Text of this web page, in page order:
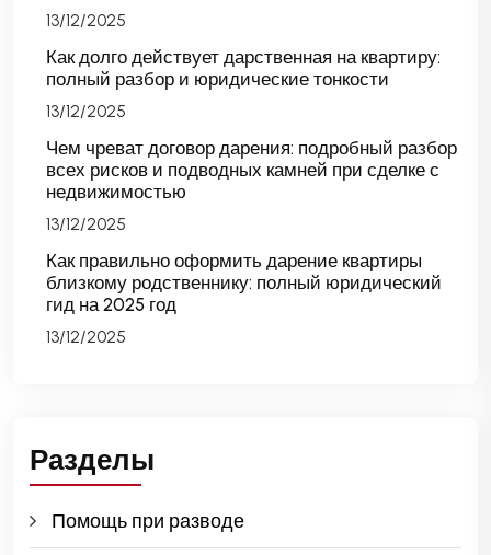
13/12/2025
Как долго действует дарственная на квартиру:
полный разбор и юридические тонкости
13/12/2025
Чем чреват договор дарения: подробный разбор
всех рисков и подводных камней при сделке с
недвижимостью
13/12/2025
Как правильно оформить дарение квартиры
близкому родственнику: полный юридический
гид на 2025 год
13/12/2025
Разделы
Помощь при разводе